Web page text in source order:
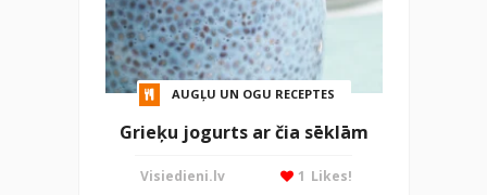
AUGĻU UN OGU RECEPTES
Grieķu jogurts ar čia sēklām
Visiedieni.lv Likes!
1